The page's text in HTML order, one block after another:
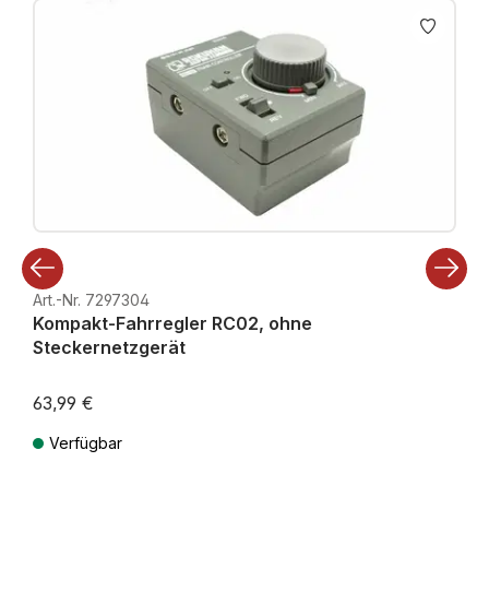
Art.-Nr. 7297304
Kompakt-Fahrregler RC02, ohne
Steckernetzgerät
63,99 €
Verfügbar